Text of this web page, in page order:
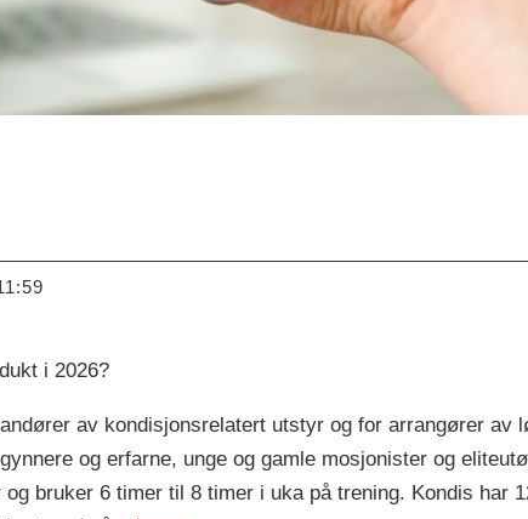
i 2026?
av kondisjonsrelatert utstyr og for arrangører av
og erfarne, unge og gamle mosjonister og
bruker 6 timer til 8 timer i uka på trening. Kondis har